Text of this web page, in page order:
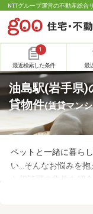
NTTグループ運営の不動産総合
1
最近検索した条件 最
油島駅(岩手県)
貸物件(賃貸マン
ペットと一緒に暮ら
い…そんなお悩みを
ト相談可の物件を紹
りや新しい設備を備